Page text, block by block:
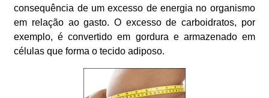
consequência de um excesso de energia no organismo
em relação ao gasto. O excesso de carboidratos, por
exemplo, é convertido em gordura e armazenado em
células que forma o tecido adiposo.